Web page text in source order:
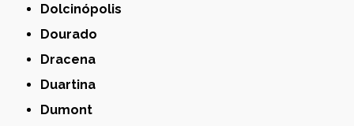
Dolcinópolis
Dourado
Dracena
Duartina
Dumont